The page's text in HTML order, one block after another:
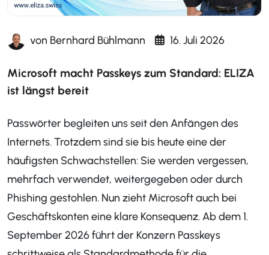
von Bernhard Bühlmann 16. Juli 2026
Microsoft macht Passkeys zum Standard: ELIZA
ist längst bereit
Passwörter begleiten uns seit den Anfängen des
Internets. Trotzdem sind sie bis heute eine der
häufigsten Schwachstellen: Sie werden vergessen,
mehrfach verwendet, weitergegeben oder durch
Phishing gestohlen. Nun zieht Microsoft auch bei
Geschäftskonten eine klare Konsequenz. Ab dem 1.
September 2026 führt der Konzern Passkeys